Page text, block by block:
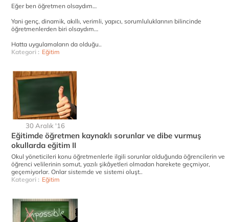
Eğer ben öğretmen olsaydım…
Yani genç, dinamik, akıllı, verimli, yapıcı, sorumluluklarının bilincinde
öğretmenlerden biri olsaydım…
Hatta uygulamaların da olduğu..
Kategori : Eğitim
30 Aralık '16
Eğitimde öğretmen kaynaklı sorunlar ve dibe vurmuş
okullarda eğitim II
Okul yöneticileri konu öğretmenlerle ilgili sorunlar olduğunda öğrencilerin ve
öğrenci velilerinin somut, yazılı şikâyetleri olmadan harekete geçmiyor,
geçemiyorlar. Onlar sistemde ve sistemi oluşt..
Kategori : Eğitim